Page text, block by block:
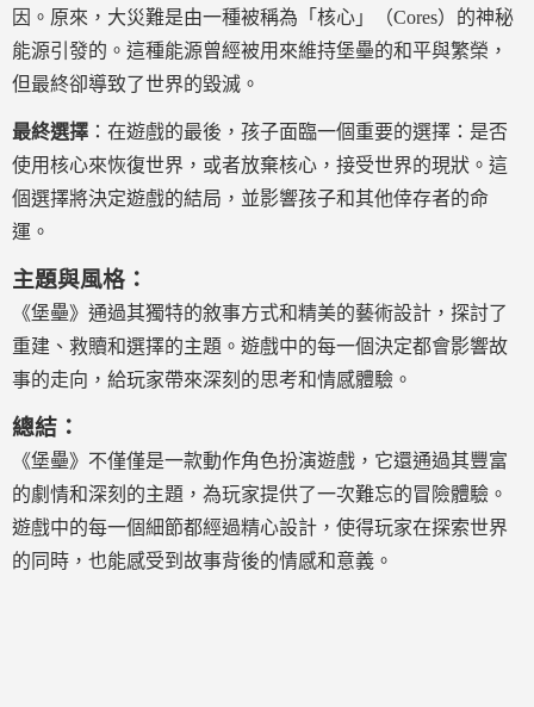
因。原來，大災難是由一種被稱為「核心」（Cores）的神秘
能源引發的。這種能源曾經被用來維持堡壘的和平與繁榮，
但最終卻導致了世界的毀滅。
最終選擇 ：在遊戲的最後，孩子面臨一個重要的選擇：是否
使用核心來恢復世界，或者放棄核心，接受世界的現狀。這
個選擇將決定遊戲的結局，並影響孩子和其他倖存者的命
運。
主題與風格：
《堡壘》通過其獨特的敘事方式和精美的藝術設計，探討了
重建、救贖和選擇的主題。遊戲中的每一個決定都會影響故
事的走向，給玩家帶來深刻的思考和情感體驗。
總結：
《堡壘》不僅僅是一款動作角色扮演遊戲，它還通過其豐富
的劇情和深刻的主題，為玩家提供了一次難忘的冒險體驗。
遊戲中的每一個細節都經過精心設計，使得玩家在探索世界
的同時，也能感受到故事背後的情感和意義。